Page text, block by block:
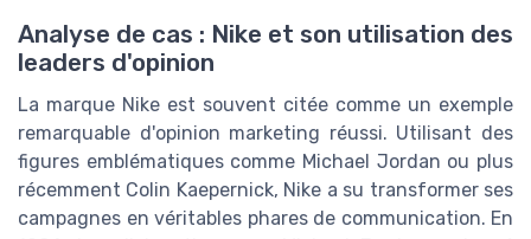
Analyse de cas : Nike et son utilisation des
leaders d'opinion
La marque Nike est souvent citée comme un exemple
remarquable d'opinion marketing réussi. Utilisant des
figures emblématiques comme Michael Jordan ou plus
récemment Colin Kaepernick, Nike a su transformer ses
campagnes en véritables phares de communication. En